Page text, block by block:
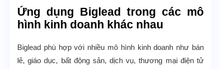
Ứng dụng Biglead trong các mô
hình kinh doanh khác nhau
Biglead phù hợp với nhiều mô hình kinh doanh như bán
lẻ, giáo dục, bất động sản, dịch vụ, thương mại điện tử